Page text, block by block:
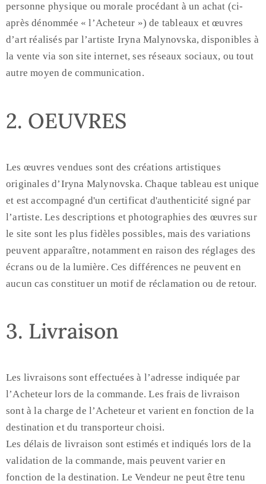
personne physique ou morale procédant à un achat (ci-
après dénommée « l’Acheteur ») de tableaux et œuvres
d’art réalisés par l’artiste Iryna Malynovska, disponibles à
la vente via son site internet, ses réseaux sociaux, ou tout
autre moyen de communication.
2. OEUVRES
Les œuvres vendues sont des créations artistiques
originales d’Iryna Malynovska. Chaque tableau est unique
et est accompagné d'un certificat d'authenticité signé par
l’artiste. Les descriptions et photographies des œuvres sur
le site sont les plus fidèles possibles, mais des variations
peuvent apparaître, notamment en raison des réglages des
écrans ou de la lumière. Ces différences ne peuvent en
aucun cas constituer un motif de réclamation ou de retour.
3. Livraison
Les livraisons sont effectuées à l’adresse indiquée par
l’Acheteur lors de la commande. Les frais de livraison
sont à la charge de l’Acheteur et varient en fonction de la
destination et du transporteur choisi.
Les délais de livraison sont estimés et indiqués lors de la
validation de la commande, mais peuvent varier en
fonction de la destination. Le Vendeur ne peut être tenu